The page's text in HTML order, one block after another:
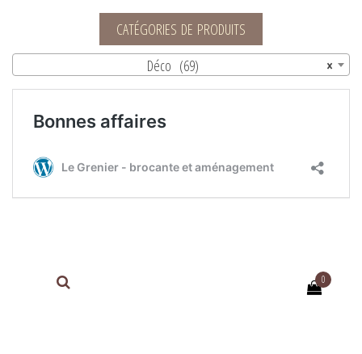
Le Grenier – brocante et aménagement
CATÉGORIES DE PRODUITS
×
Déco (69)
0